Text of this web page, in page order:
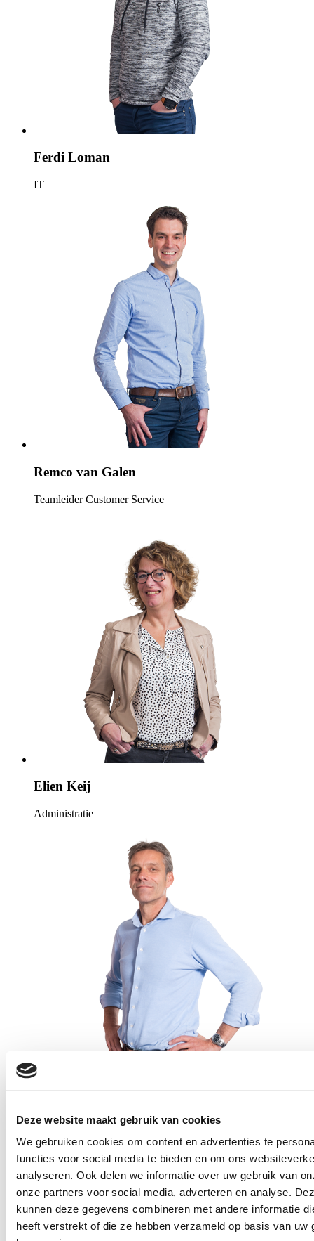
Deze website maakt gebruik van cookies
We gebruiken cookies om content en advertenties te
functies voor social media te bieden en om ons
analyseren. Ook delen we informatie over uw gebruik van
onze partners voor social media, adverteren en analyse.
kunnen deze gegevens combineren met andere informatie
heeft verstrekt of die ze hebben verzameld op basis van uw
Ferdi Loman
IT
Remco van Galen
Teamleider Customer Service
Elien Keij
Administratie
Financieel Manager